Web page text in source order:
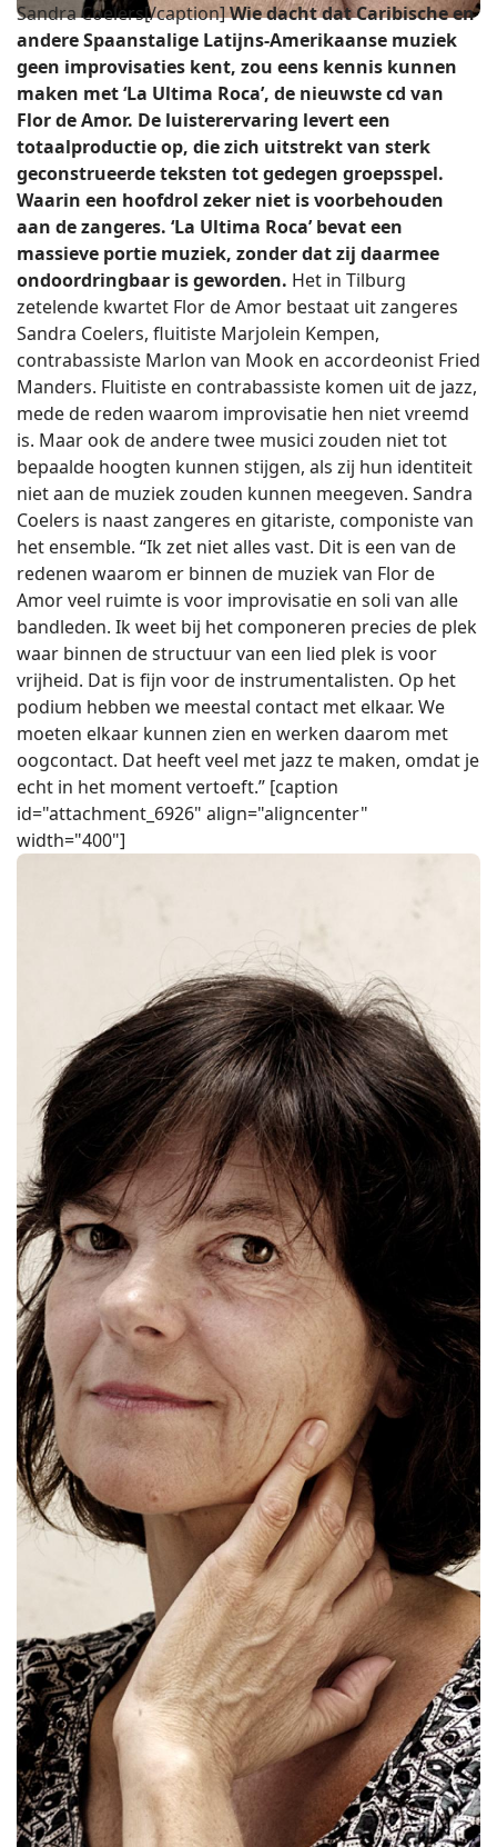
Sandra Coelers[/caption]Wie dacht dat Caribische en
andere Spaanstalige Latijns-Amerikaanse muziek
geen improvisaties kent, zou eens kennis kunnen
maken met ‘La Ultima Roca’, de nieuwste cd van
Flor de Amor. De luisterervaring levert een
totaalproductie op, die zich uitstrekt van sterk
geconstrueerde teksten tot gedegen groepsspel.
Waarin een hoofdrol zeker niet is voorbehouden
aan de zangeres. ‘La Ultima Roca’ bevat een
massieve portie muziek, zonder dat zij daarmee
ondoordringbaar is geworden. Het in Tilburg
zetelende kwartet Flor de Amor bestaat uit zangeres
Sandra Coelers, fluitiste Marjolein Kempen,
contrabassiste Marlon van Mook en accordeonist Fried
Manders. Fluitiste en contrabassiste komen uit de jazz,
mede de reden waarom improvisatie hen niet vreemd
is. Maar ook de andere twee musici zouden niet tot
bepaalde hoogten kunnen stijgen, als zij hun identiteit
niet aan de muziek zouden kunnen meegeven. Sandra
Coelers is naast zangeres en gitariste, componiste van
het ensemble. “Ik zet niet alles vast. Dit is een van de
redenen waarom er binnen de muziek van Flor de
Amor veel ruimte is voor improvisatie en soli van alle
bandleden. Ik weet bij het componeren precies de plek
waar binnen de structuur van een lied plek is voor
vrijheid. Dat is fijn voor de instrumentalisten. Op het
podium hebben we meestal contact met elkaar. We
moeten elkaar kunnen zien en werken daarom met
oogcontact. Dat heeft veel met jazz te maken, omdat je
echt in het moment vertoeft.” [caption
id="attachment_6926" align="aligncenter"
width="400"]